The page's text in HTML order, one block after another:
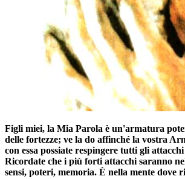
Figli miei, la Mia Parola è un'armatura
delle fortezze; ve la do affinché la vostra
con essa possiate respingere tutti gli
Ricordate che i più forti attacchi saranno
sensi, poteri, memoria. È nella mente dove